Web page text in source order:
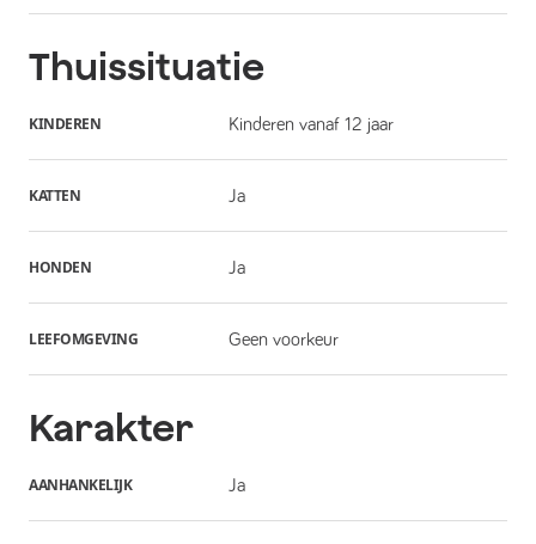
Thuissituatie
KINDEREN Kinderen vanaf 12 jaar
KATTEN Ja
HONDEN Ja
LEEFOMGEVING Geen voorkeur
Karakter
AANHANKELIJK Ja